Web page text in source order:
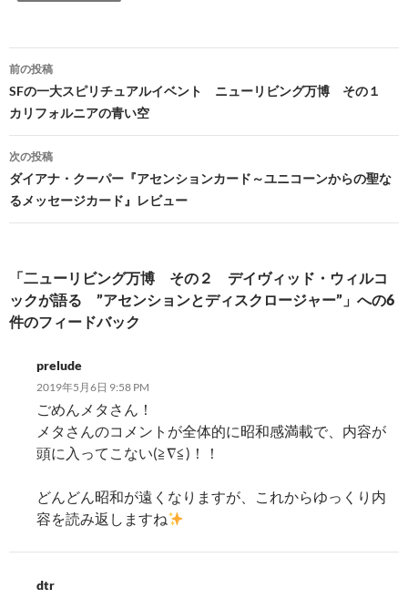
投
稿
ナ
ビ
ゲ
ー
ョ
ン
前の投稿
SFの一大スピリチュアルイベント ニューリビング万博 その１
カリフォルニアの青い空
次の投稿
ダイアナ・クーパー『アセンションカード～ユニコーンからの聖な
るメッセージカード』レビュー
「二ューリビング万博 その２ デイヴィッド・ウィルコ
ックが語る ”アセンションとディスクロージャー”」への6
件のフィードバック
prelude
2019年5月6日 9:58 PM
ごめんメタさん！
メタさんのコメントが全体的に昭和感満載で、内容が
頭に入ってこない(≧∇≦)！！
どんどん昭和が遠くなりますが、これからゆっくり内
容を読み返しますね
dtr